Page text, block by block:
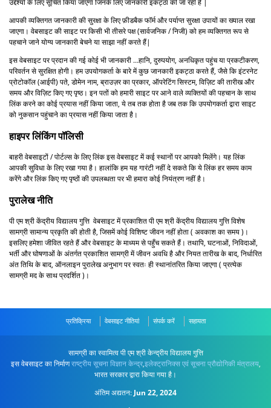
आपकी व्यक्तिगत जानकारी की सुरक्षा के लिए फ़ीडबैक फॉर्म और पर्याप्त सुरक्षा उपायों का ख्याल रखा
जाएगा। वेबसाइट की साइट पर किसी भी तीसरे पक्ष (सार्वजनिक / निजी) को हम व्यक्तिगत रूप से
पहचाने जाने योग्य जानकारी बेचने या साझा नहीं करते हैं|
इस वेबसाइट पर प्रदान की गई कोई भी जानकारी …हानि, दुरुपयोग, अनधिकृत पहुंच या प्रकटीकरण,
परिवर्तन से सुरक्षित होगी। हम उपयोगकर्ता के बारे में कुछ जानकारी इकट्ठा करते हैं, जैसे कि इंटरनेट
प्रोटोकॉल (आईपी) पते, डोमेन नाम, ब्राउज़र का प्रकार, ऑपरेटिंग सिस्टम, विज़िट की तारीख और
समय और विज़िट किए गए पृष्ठ। इन पतों को हमारी साइट पर आने वाले व्यक्तियों की पहचान के साथ
लिंक करने का कोई प्रयास नहीं किया जाता, ये तब तक होता है जब तक कि उपयोगकर्ता द्वारा साइट
को नुकसान पहुंचाने का प्रयास नहीं किया जाता है।
हाइपर लिंकिंग पॉलिसी
बाहरी वेबसाइटों / पोर्टल्स के लिए लिंक इस वेबसाइट में कई स्थानों पर आपको मिलेंगे। यह लिंक
आपकी सुविधा के लिए रखा गया है। हालांकि हम यह गारंटी नहीं दे सकते कि ये लिंक हर समय काम
करेंगे और लिंक किए गए पृष्ठों की उपलब्धता पर भी हमारा कोई नियंत्रण नहीं है।
पुरालेख नीति
पी एम श्री केंद्रीय विद्यालय गुत्ति वेबसाइट में प्रकाशित पी एम श्री केंद्रीय विद्यालय गुत्ति विशेष
सामग्री सामान्य प्रकृति की होती है, जिसमें कोई विशिष्ट जीवन नहीं होता ( अवकाश का समय )।
इसलिए हमेशा जीवित रहते हैं और वेबसाइट के माध्यम से पहुँच सकते हैं। तथापि, घटनाओं, निविदाओं,
भर्ती और घोषणाओं के अंतर्गत प्रकाशित सामग्री में जीवन अवधि है और नियत तारीख के बाद, निर्धारित
अंत तिथि के बाद, ऑनलाइन पुरालेख अनुभाग पर स्वतः ही स्थानांतरित किया जाएगा ( प्रत्येक
सामग्री मद के साथ प्रदर्शित )।
प्रतिक्रिया वेबसाइट नीतियां संपर्क करें सहायता
सामग्री का स्वामित्व पी एम श्री केन्द्रीय विद्यालय गुत्ति
इस वेबसाइट का निर्माणराष्ट्रीय सूचना विज्ञान केन्द्र,इलेक्ट्रानिक्स एवं सूचना प्रौद्योगिकी मंत्रालय,
भारत सरकार द्वारा किया गया है।
अंतिम अद्यतन: Jun 22, 2024